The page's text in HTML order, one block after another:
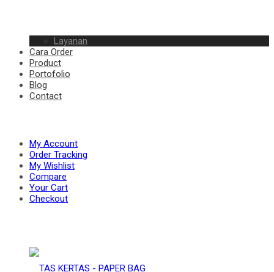
–
BAG
KERTAS
PAPER
BAG
Layanan
Cara Order
Product
Portofolio
Blog
Contact
My Account
Order Tracking
My Wishlist
Compare
Your Cart
Checkout